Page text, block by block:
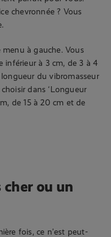
chevronnée ? Vous
menu à gauche. Vous
inférieur à 3 cm, de 3 à 4
du vibromasseur
dans ‘Longueur
de 15 à 20 cm et de
cher ou un
fois, ce n’est peut-